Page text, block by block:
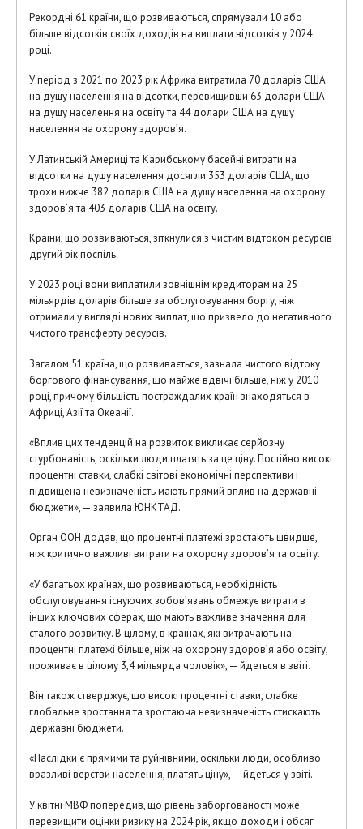
Рекордні 61 країни, що розвиваються, спрямували 10 або
більше відсотків своїх доходів на виплати відсотків у 2024
році.
У період з 2021 по 2023 рік Африка витратила 70 доларів США
на душу населення на відсотки, перевищивши 63 долари США
на душу населення на освіту та 44 долари США на душу
населення на охорону здоров’я.
У Латинській Америці та Карибському басейні витрати на
відсотки на душу населення досягли 353 доларів США, що
трохи нижче 382 доларів США на душу населення на охорону
здоров’я та 403 доларів США на освіту.
Країни, що розвиваються, зіткнулися з чистим відтоком ресурсів
другий рік поспіль.
У 2023 році вони виплатили зовнішнім кредиторам на 25
мільярдів доларів більше за обслуговування боргу, ніж
отримали у вигляді нових виплат, що призвело до негативного
чистого трансферту ресурсів.
Загалом 51 країна, що розвивається, зазнала чистого відтоку
боргового фінансування, що майже вдвічі більше, ніж у 2010
році, причому більшість постраждалих країн знаходяться в
Африці, Азії та Океанії.
«Вплив цих тенденцій на розвиток викликає серйозну
стурбованість, оскільки люди платять за це ціну. Постійно високі
процентні ставки, слабкі світові економічні перспективи і
підвищена невизначеність мають прямий вплив на державні
бюджети», — заявила ЮНКТАД.
Орган ООН додав, що процентні платежі зростають швидше,
ніж критично важливі витрати на охорону здоров’я та освіту.
«У багатьох країнах, що розвиваються, необхідність
обслуговування існуючих зобов’язань обмежує витрати в
інших ключових сферах, що мають важливе значення для
сталого розвитку. В цілому, в країнах, які витрачають на
процентні платежі більше, ніж на охорону здоров’я або освіту,
проживає в цілому 3,4 мільярда чоловік», — йдеться в звіті.
Він також стверджує, що високі процентні ставки, слабке
глобальне зростання та зростаюча невизначеність стискають
державні бюджети.
«Наслідки є прямими та руйнівними, оскільки люди, особливо
вразливі верстви населення, платять ціну», — йдеться у звіті.
У квітні МВФ попередив, що рівень заборгованості може
перевищити оцінки ризику на 2024 рік, якщо доходи і обсяг